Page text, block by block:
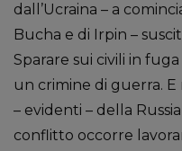
dall’Ucraina – a
Bucha e di Irpin –
Sparare sui civili in
un crimine di guerra.
– evidenti – della
conflitto occorre